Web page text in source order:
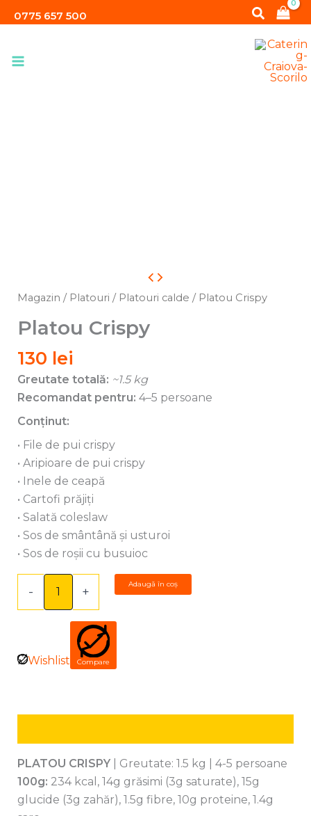
to
0775 657 500 Search
Magazin / Platouri / Platouri calde / Platou Crispy
Platou Crispy
130 lei
Greutate totală: ~1.5 kg
Recomandat pentru: 4–5 persoane
Conținut:
• File de pui crispy
• Aripioare de pui crispy
• Inele de ceapă
• Cartofi prăjiți
• Salată coleslaw
• Sos de smântână și usturoi
• Sos de roșii cu busuioc
-
Platou
+
Adaugă în coș
Wishlist Compare
PLATOU CRISPY
| Greutate: 1.5 kg | 4-5 persoane
100g: 234 kcal, 14g grăsimi (3g saturate), 15g
glucide (3g zahăr), 1.5g fibre, 10g proteine, 1.4g